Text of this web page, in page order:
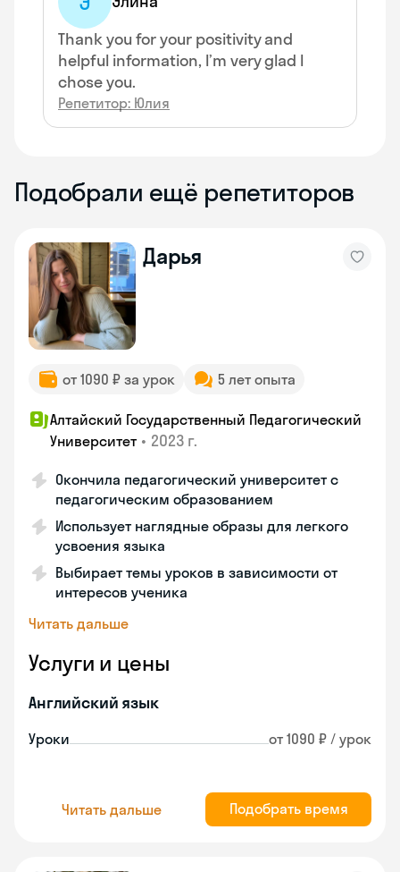
Thank you for your positivity and
helpful information, I’m very glad I
chose you.
Репетитор: Юлия
Подобрали ещё репетиторов
Дарья
от 1090 ₽ за урок 5 лет опыта
Алтайский Государственный Педагогический
Университет • 2023 г.
Окончила педагогический университет с
педагогическим образованием
Использует наглядные образы для легкого
усвоения языка
Выбирает темы уроков в зависимости от
интересов ученика
Читать дальше
Услуги и цены
Английский язык
Уроки от 1090 ₽ / урок
Читать дальше Подобрать время